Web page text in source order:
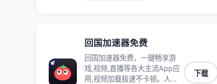
回国加速器免费
回国加速器免费，一键畅享游
戏,视频,直播等各大主流App应
用,视频加载极速不卡顿。人在
下载